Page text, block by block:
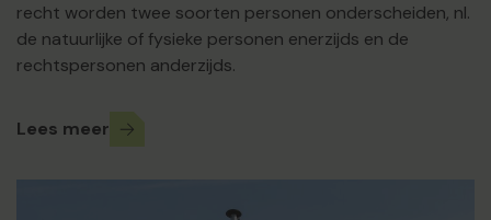
recht worden twee soorten personen onderscheiden, nl.
de natuurlijke of fysieke personen enerzijds en de
rechtspersonen anderzijds.
Lees meer